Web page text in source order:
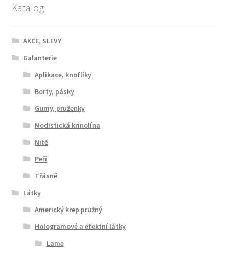
Katalog
AKCE, SLEVY
Galanterie
Aplikace, knoflíky
Borty, pásky
Gumy, pruženky
Modistická krinolína
Nitě
Peří
Třásně
Látky
Americký krep pružný
Hologramové a efektní látky
Lame